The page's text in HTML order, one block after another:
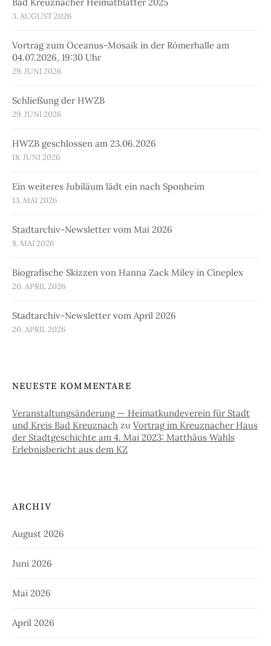
3. AUGUST 2026
Vortrag zum Oceanus-Mosaik in der Römerhalle am
04.07.2026, 19:30 Uhr
29. JUNI 2026
Schließung der HWZB
29. JUNI 2026
HWZB geschlossen am 23.06.2026
18. JUNI 2026
Ein weiteres Jubiläum lädt ein nach Sponheim
13. MAI 2026
Stadtarchiv-Newsletter vom Mai 2026
8. MAI 2026
Biografische Skizzen von Hanna Zack Miley in Cineplex
20. APRIL 2026
Stadtarchiv-Newsletter vom April 2026
20. APRIL 2026
NEUESTE KOMMENTARE
Veranstaltungsänderung — Heimatkundeverein für Stadt
und Kreis Bad Kreuznach zu Vortrag im Kreuznacher Haus
der Stadtgeschichte am 4. Mai 2023: Matthäus Wahls
Erlebnisbericht aus dem KZ
ARCHIV
August 2026
Juni 2026
Mai 2026
April 2026